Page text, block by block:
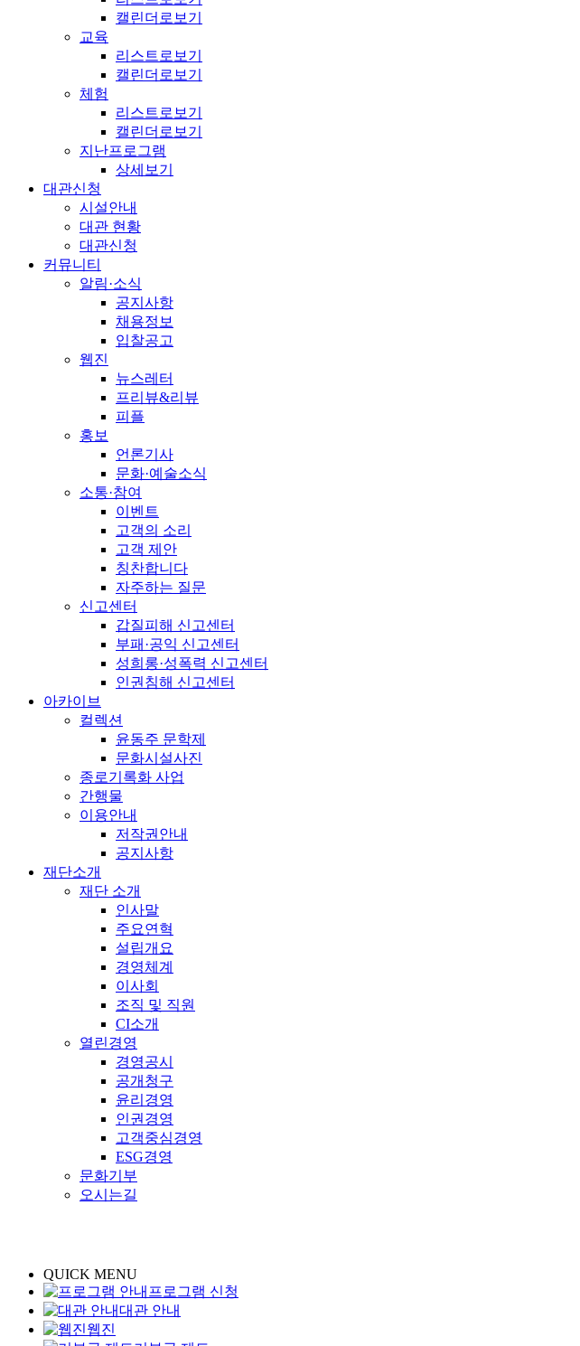
캘린더로보기
교육
리스트로보기
캘린더로보기
체험
리스트로보기
캘린더로보기
지난프로그램
상세보기
대관신청
시설안내
대관 현황
대관신청
커뮤니티
알림·소식
공지사항
채용정보
입찰공고
웹진
뉴스레터
프리뷰&리뷰
피플
홍보
언론기사
문화·예술소식
소통·참여
이벤트
고객의 소리
고객 제안
칭찬합니다
자주하는 질문
신고센터
갑질피해 신고센터
부패·공익 신고센터
성희롱·성폭력 신고센터
인권침해 신고센터
아카이브
컬렉션
윤동주 문학제
문화시설사진
종로기록화 사업
간행물
이용안내
저작권안내
공지사항
재단소개
재단 소개
인사말
주요연혁
설립개요
경영체계
이사회
조직 및 직원
CI소개
열린경영
경영공시
공개청구
윤리경영
인권경영
고객중심경영
ESG경영
문화기부
오시는길
QUICK MENU
프로그램 신청
대관 안내
웹진